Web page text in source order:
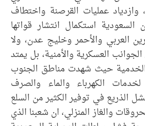
وازدياد عمليات القرصنة واختطاف
السعودية استكمال انتشار قواتها
العربي والأحمر وخليج عدن، ولا
العسكرية والأمنية، بل يمتد
حيث شهدت مناطق الجنوب
الكهرباء والماء والصرف
الذريع في توفير الكثير من السلع
والغاز المنزلي، ان شعبنا الذي